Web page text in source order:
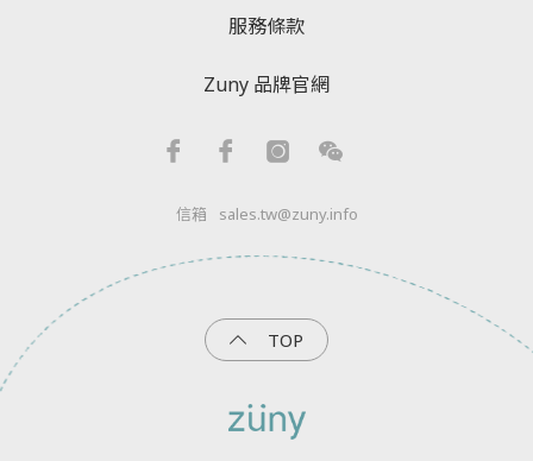
服務條款
Zuny 品牌官網
信箱 sales.tw@zuny.info
TOP